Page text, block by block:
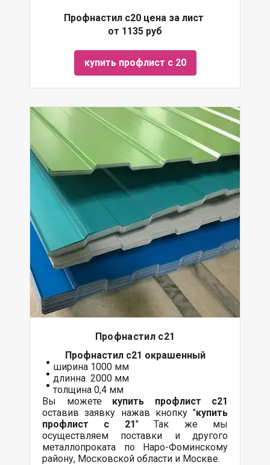
Профнастил с20 цена за лист
от 1135 руб
купить профлист с 20
Профнастил с21
Профнастил с21 окрашенный
ширина 1000 мм
длинна 2000 мм
толщина 0,4 мм
Вы можетекупить профлист с21
оставив заявку нажав кнопку "купить
профлист с 21" Так же мы
осуществляем поставки и другого
металлопроката по Наро-Фоминскому
району, Московской области и Москве.